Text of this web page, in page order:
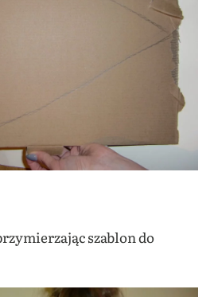
szablon do